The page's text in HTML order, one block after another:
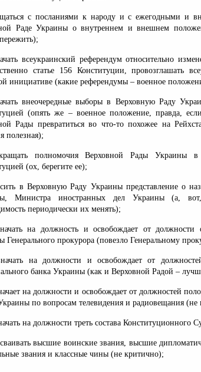
с посланиями к народу и с ежегодными и
Раде Украины о внутреннем и внешнем
всеукраинский референдум относительно
статье 156 Конституции, провозглашать
инициативе (какие референдумы – военное
внеочередные выборы в Верховную Раду
(опять же – военное положение, правда,
Рады превратиться во что-то похожее на
полезная);
полномочия Верховной Рады Украины в
(ох, берегите ее);
в Верховную Раду Украины представление о
Министра иностранных дел Украины (а,
периодически их менять);
на должность и освобождает от должности
Генерального прокурора (повезло Генеральному
на должности и освобождает от
банка Украины (как и Верховной Радой –
на должности и освобождает от должностей
по вопросам телевидения и радиовещания (не
на должности треть состава Конституционного
высшие воинские звания, высшие
звания и классные чины (не критично);